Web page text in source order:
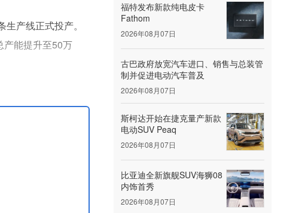
产线正式投产。
产能提升至50万
福特发布新款纯电皮卡
Fathom
2026年08月07日
古巴政府放宽汽车进口、销售与总装管
制并促进电动汽车普及
2026年08月07日
斯柯达开始在捷克量产新款
电动SUV Peaq
2026年08月07日
比亚迪全新旗舰SUV海狮08
内饰首秀
2026年08月07日